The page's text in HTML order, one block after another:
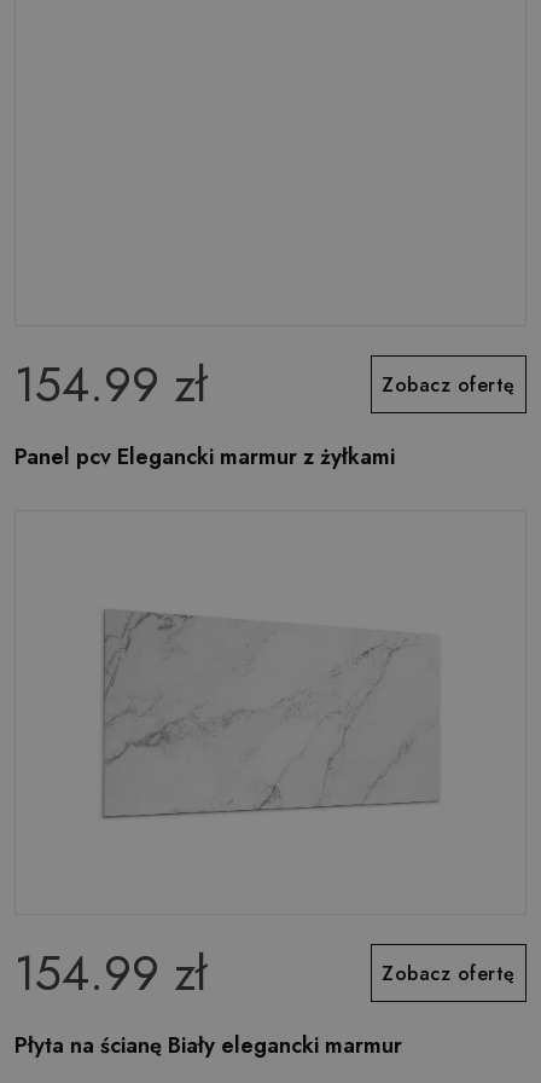
154.99 zł Zobacz ofertę
Panel pcv Elegancki marmur z żyłkami
154.99 zł Zobacz ofertę
Płyta na ścianę Biały elegancki marmur